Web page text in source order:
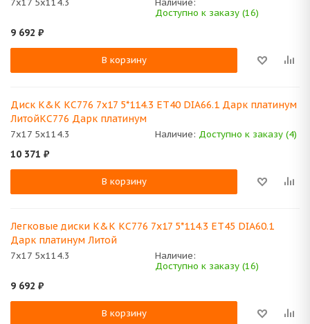
7x17 5x114.3
Наличие:
Доступно к заказу (16)
9 692 ₽
В корзину
Диск K&K КС776 7x17 5*114.3 ET40 DIA66.1 Дарк платинум
ЛитойКС776 Дарк платинум
7x17 5x114.3 Наличие: Доступно к заказу (4)
10 371 ₽
В корзину
Легковые диски K&K КС776 7x17 5*114.3 ET45 DIA60.1
Дарк платинум Литой
7x17 5x114.3
Наличие:
Доступно к заказу (16)
9 692 ₽
В корзину